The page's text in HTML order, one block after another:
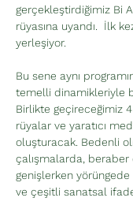
gerçekleştirdiğimiz Bi
rüyasına uyandı.  İlk
yerleşiyor.
Bu sene aynı
temelli dinamikleriyle
Birlikte geçireceğimiz 4
rüyalar ve yaratıcı
oluşturacak. Bedenli
çalışmalarda, beraber
genişlerken yörüngede
ve çeşitli sanatsal